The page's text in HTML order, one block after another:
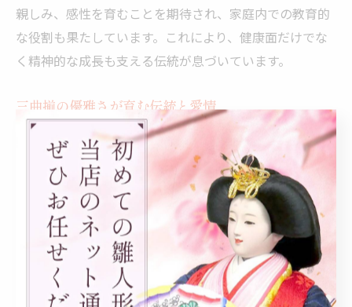
親しみ、感性を育むことを期待され、家庭内での教育的
な役割も果たしています。これにより、健康面だけでな
く精神的な成長も支える伝統が息づいています。
三曲揃の優雅さが育む伝統と愛情
三曲揃の優雅な佇まいは、ひな祭りの伝統をより深く味
わうための重要な要素です。美しい楽器の形状や細部の
装飾は、昔から受け継がれてきた工芸技術の粋を示し、
飾る家庭の愛情と誇りを象徴しています。
この優雅さは単なる見た目の美しさだけでなく、家族間
の絆や子どもへの温かな想いを育む役割も果たしていま
す。伝統行事を通じて、親から子へと継承される文化的